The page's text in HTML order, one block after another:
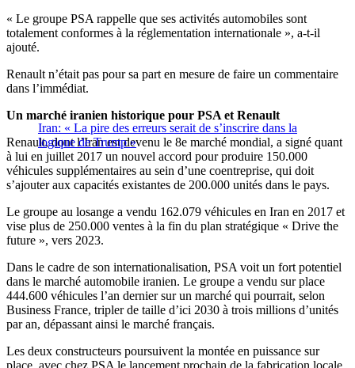
« Le groupe PSA rappelle que ses activités automobiles sont
totalement conformes à la réglementation internationale », a-t-il
ajouté.
Renault n’était pas pour sa part en mesure de faire un commentaire
dans l’immédiat.
Iran: « La pire des erreurs serait de s’inscrire dans la
logique de Trump »
Un marché iranien historique pour PSA et Renault
Renault, dont l’Iran est devenu le 8e marché mondial, a signé quant
à lui en juillet 2017 un nouvel accord pour produire 150.000
véhicules supplémentaires au sein d’une coentreprise, qui doit
s’ajouter aux capacités existantes de 200.000 unités dans le pays.
Le groupe au losange a vendu 162.079 véhicules en Iran en 2017 et
vise plus de 250.000 ventes à la fin du plan stratégique « Drive the
future », vers 2023.
Dans le cadre de son internationalisation, PSA voit un fort potentiel
dans le marché automobile iranien. Le groupe a vendu sur place
444.600 véhicules l’an dernier sur un marché qui pourrait, selon
Business France, tripler de taille d’ici 2030 à trois millions d’unités
par an, dépassant ainsi le marché français.
Les deux constructeurs poursuivent la montée en puissance sur